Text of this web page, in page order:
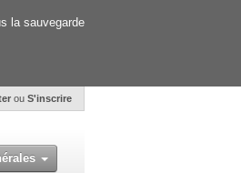
la sauvegarde
ou S'inscrire